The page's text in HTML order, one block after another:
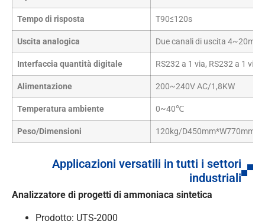
Tempo di risposta T90≤120s
Uscita analogica Due canali di uscita
Interfaccia quantità digitale RS232 a 1 via, RS232 a 1
Alimentazione 200~240V AC/1,8KW
Temperatura ambiente 0~40℃
Peso/Dimensioni 120kg/
Applicazioni versatili in tutti i settori
industriali
Analizzatore di progetti di ammoniaca sintetica
Prodotto: UTS-2000